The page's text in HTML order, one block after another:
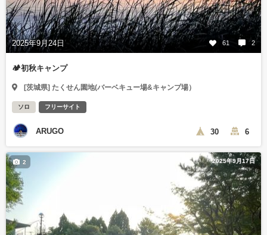
2025年9月24日 61 2
🏕️初秋キャンプ
[茨城県] たくせん園地(バーベキュー場&キャンプ場）
ソロ フリーサイト
ARUGO 30 6
2025年9月17日
2